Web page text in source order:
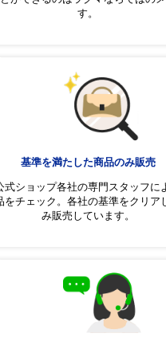
す。
基準を満たした商品のみ販売
式ショップ各社の専門スタッフに
をチェック。各社の基準をクリア
み販売しています。